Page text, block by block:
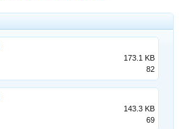
173.1 KB
82
143.3 KB
69